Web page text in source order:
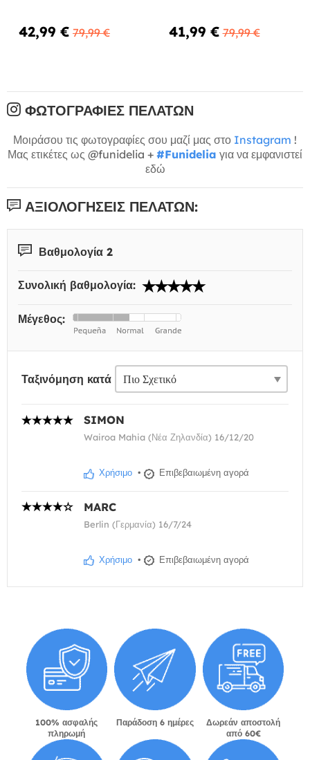
42,99 € 79,99 € 41,99 € 79,99 €
ΦΩΤΟΓΡΑΦΊΕΣ ΠΕΛΑΤΏΝ
Μοιράσου τις φωτογραφίες σου μαζί μας στο Instagram !
Μας ετικέτες ως @funidelia + #Funidelia για να εμφανιστεί
εδώ
ΑΞΙΟΛΟΓΉΣΕΙΣ ΠΕΛΑΤΏΝ:
Βαθμολογία 2
Συνολική βαθμολογία:
Μέγεθος:
Ταξινόμηση κατά
SIMON
Wairoa Mahia (Νέα Ζηλανδία) 16/12/20
Χρήσιμο • Επιβεβαιωμένη αγορά
MARC
Berlin (Γερμανία) 16/7/24
Χρήσιμο • Επιβεβαιωμένη αγορά
100% ασφαλής
πληρωμή
Παράδοση 6 ημέρες
Δωρεάν αποστολή
από 60€